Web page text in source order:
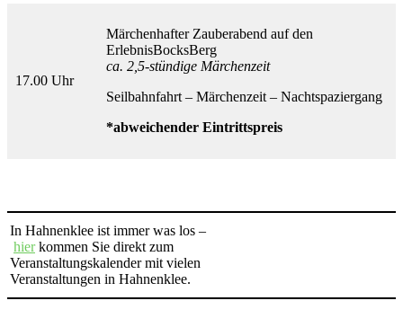
17.00 Uhr
Märchenhafter Zauberabend auf den
ErlebnisBocksBerg
ca. 2,5-stündige Märchenzeit
Seilbahnfahrt – Märchenzeit – Nachtspaziergang
*abweichender Eintrittspreis
In Hahnenklee ist immer was los –
hierkommen Sie direkt zum
Veranstaltungskalender mit vielen
Veranstaltungen in Hahnenklee.